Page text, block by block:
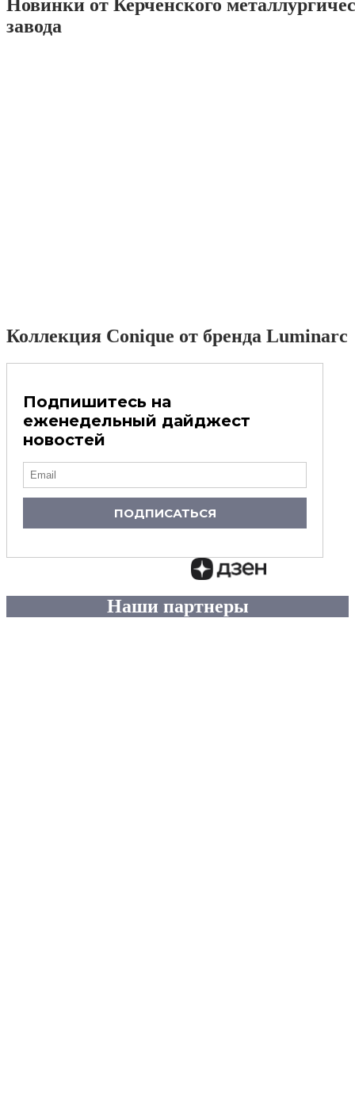
Новинки от Керченского
завода
Коллекция Conique от бренда Luminarc
Подпишитесь на
еженедельный дайджест
новостей
ПОДПИСАТЬСЯ
Наши партнеры